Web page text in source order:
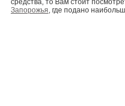
средства, то Вам стоит
Запорожья, где подано